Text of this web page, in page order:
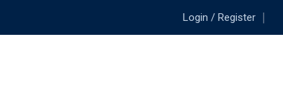
Login / Register